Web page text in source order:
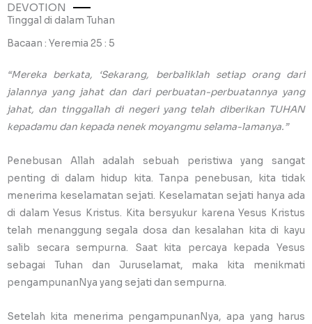
DEVOTION
Tinggal di dalam Tuhan
Bacaan : Yeremia 25 : 5
“Mereka berkata, ‘Sekarang, berbaliklah setiap orang dari
jalannya yang jahat dan dari perbuatan-perbuatannya yang
jahat, dan tinggallah di negeri yang telah diberikan TUHAN
kepadamu dan kepada nenek moyangmu selama-lamanya.”
Penebusan Allah adalah sebuah peristiwa yang sangat
penting di dalam hidup kita. Tanpa penebusan, kita tidak
menerima keselamatan sejati. Keselamatan sejati hanya ada
di dalam Yesus Kristus. Kita bersyukur karena Yesus Kristus
telah menanggung segala dosa dan kesalahan kita di kayu
salib secara sempurna. Saat kita percaya kepada Yesus
sebagai Tuhan dan Juruselamat, maka kita menikmati
pengampunanNya yang sejati dan sempurna.
Setelah kita menerima pengampunanNya, apa yang harus